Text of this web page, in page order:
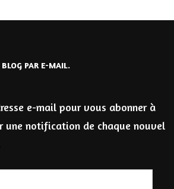
PAR E-MAIL.
e-mail pour vous abonner à
une notification de chaque nouvel